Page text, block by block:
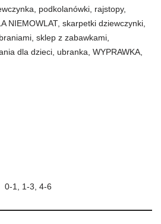
podkolanówki rajstopy,
NIEMOWLAT, skarpetki dziewczynki
sklep z zabawkami
dla dzieci ubranka WYPRAWKA
0-1, 1-3, 4-6